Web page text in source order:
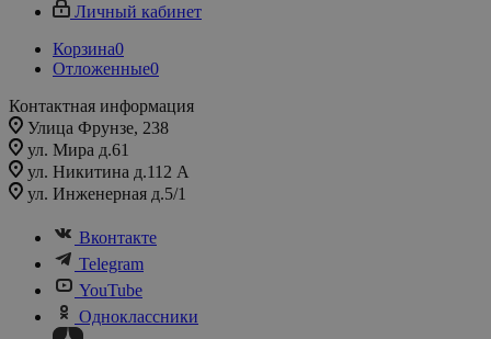
Личный кабинет
Корзина0
Отложенные0
Контактная информация
Улица Фрунзе, 238​
ул. Мира д.61
ул. Никитина д.112 А
ул. Инженерная д.5/1
Вконтакте
Telegram
YouTube
Одноклассники